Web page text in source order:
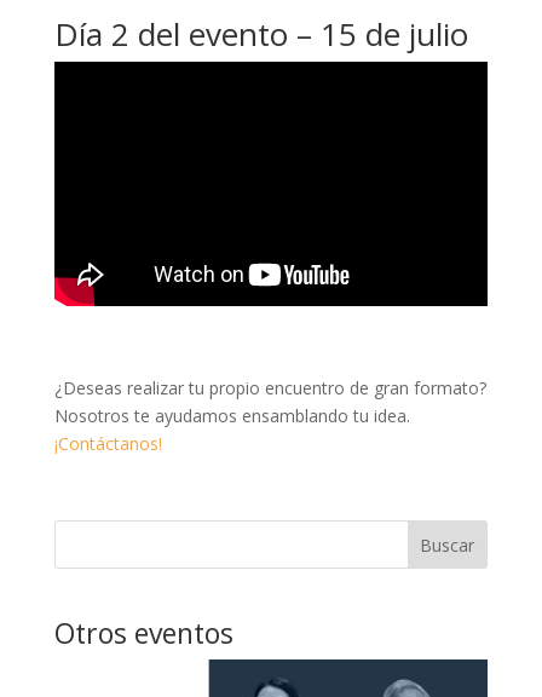
Día 2 del evento – 15 de julio
¿Deseas realizar tu propio encuentro de gran formato?
Nosotros te ayudamos ensamblando tu idea.
¡Contáctanos!
Buscar
Otros eventos